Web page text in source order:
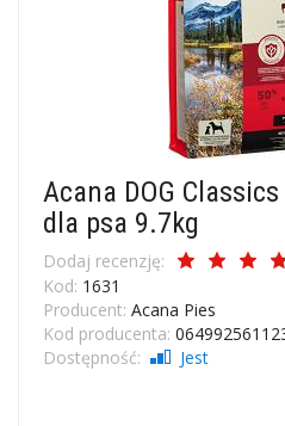
Acana DOG
dla psa 9.7kg
Dodaj recenzję:
Kod: 1631
Producent: Acana Pies
Kod producenta:
Dostępność:
Jest